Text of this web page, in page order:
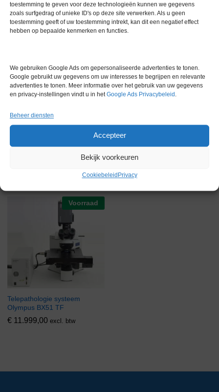
toestemming te geven voor deze technologieën kunnen we gegevens
zoals surfgedrag of unieke ID's op deze site verwerken. Als u geen
toestemming geeft of uw toestemming intrekt, kan dit een negatief effect
hebben op bepaalde kenmerken en functies.
We gebruiken Google Ads om gepersonaliseerde advertenties te tonen.
Google gebruikt uw gegevens om uw interesses te begrijpen en relevante
advertenties te tonen. Meer informatie over het gebruik van uw gegevens
en privacy-instellingen vindt u in hetGoogle Ads Privacybeleid .
Beheer diensten
Accepteer
Bekijk voorkeuren
Cookiebeleid Privacy
Zeiss Axio Imager A1
Trinoculair Doorvallend Licht
Microscoop
Olympus CX41RF Biologische
Binoculaire Microscoop
Gereserveerd
Voorraad
Motic BA410 Biologische
Gereserveerd
Voorraad
Telepathologie systeem
Olympus BX51 TF
€ 11.999,00 excl. btw